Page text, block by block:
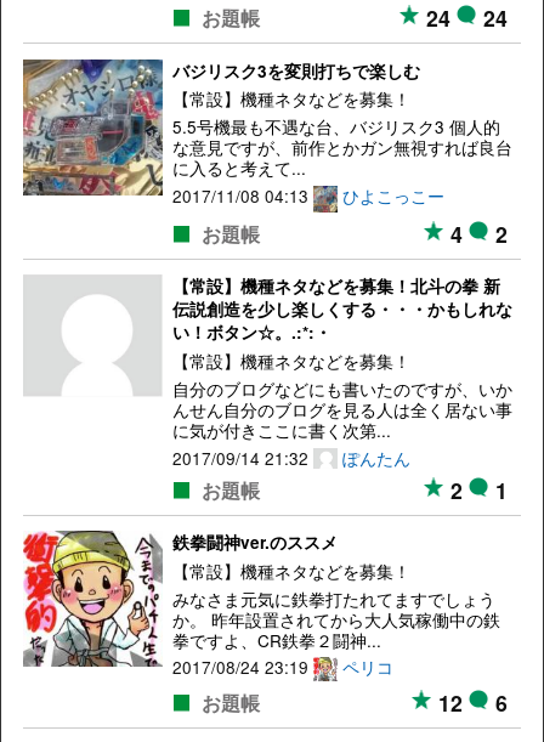
お題帳 24 24
バジリスク3を変則打ちで楽しむ
【常設】機種ネタなどを募集！
5.5号機最も不遇な台、バジリスク3 個人的
な意見ですが、前作とかガン無視すれば良台
に入ると考えて...
2017/11/08 04:13
ひよこっこー
お題帳 4 2
【常設】機種ネタなどを募集！北斗の拳 新
伝説創造を少し楽しくする・・・かもしれな
い！ボタン☆。.:*:・
【常設】機種ネタなどを募集！
自分のブログなどにも書いたのですが、いか
んせん自分のブログを見る人は全く居ない事
に気が付きここに書く次第...
2017/09/14 21:32
ぽんたん
お題帳 2 1
鉄拳闘神ver.のススメ
【常設】機種ネタなどを募集！
みなさま元気に鉄拳打たれてますでしょう
か。 昨年設置されてから大人気稼働中の鉄
拳ですよ、CR鉄拳２闘神...
2017/08/24 23:19
ペリコ
お題帳 12 6